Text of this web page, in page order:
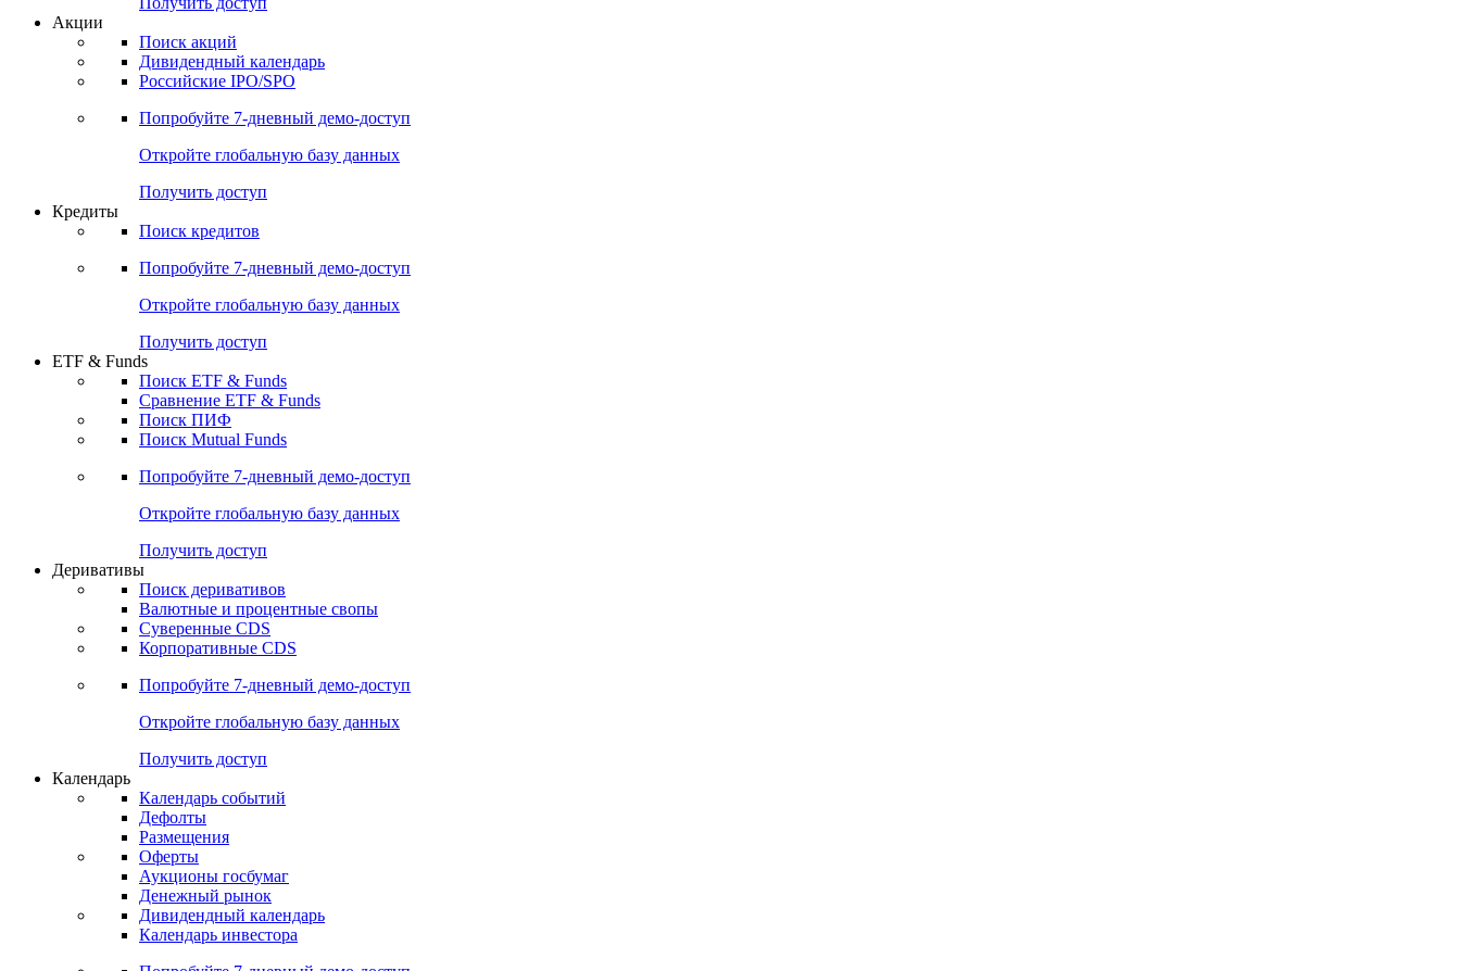
Акции
Поиск акций
Дивидендный календарь
Российские IPO/SPO
Попробуйте 7-дневный демо-доступ
Откройте глобальную базу данных
Получить доступ
Кредиты
Поиск кредитов
Попробуйте 7-дневный демо-доступ
Откройте глобальную базу данных
Получить доступ
ETF & Funds
Поиск ETF & Funds
Сравнение ETF & Funds
Поиск ПИФ
Поиск Mutual Funds
Попробуйте 7-дневный демо-доступ
Откройте глобальную базу данных
Получить доступ
Деривативы
Поиск деривативов
Валютные и процентные свопы
Суверенные CDS
Корпоративные CDS
Попробуйте 7-дневный демо-доступ
Откройте глобальную базу данных
Получить доступ
Календарь
Календарь событий
Дефолты
Размещения
Оферты
Аукционы госбумаг
Денежный рынок
Дивидендный календарь
Календарь инвестора